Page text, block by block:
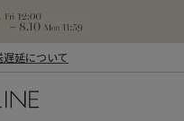
延について